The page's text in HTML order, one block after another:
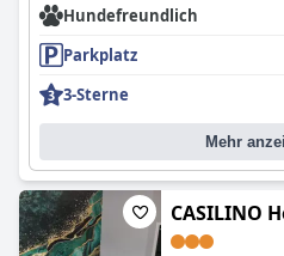
zuvorkommend und schafft eine
Gäste bemängelten zwar die
Betten, doch insgesamt bietet
saubere Einrichtungen mit einer
gute Nachtruhe. Das Hotel bietet
wobei viele Gäste das kostenlose
schätzen wussten. Insgesamt ist
ein großartiger Ort, um zu
wenn man einen kleinen Ausflug
Hundefreundlich
Parkplatz
3-Sterne
Mehr
CASILINO